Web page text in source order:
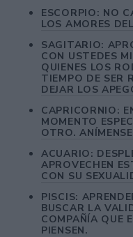
ESCORPIO: NO
LOS AMORES
SAGITARIO:
CON USTEDES
QUIENES LOS
TIEMPO DE SER
DEJAR LOS
CAPRICORNIO:
MOMENTO
OTRO.
ACUARIO:
APROVECHEN
CON SU
PISCIS:
BUSCAR LA
COMPAÑÍA QUE
PIENSEN.